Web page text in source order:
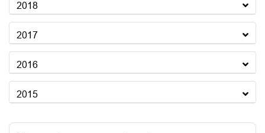
2018
2017
2016
2015